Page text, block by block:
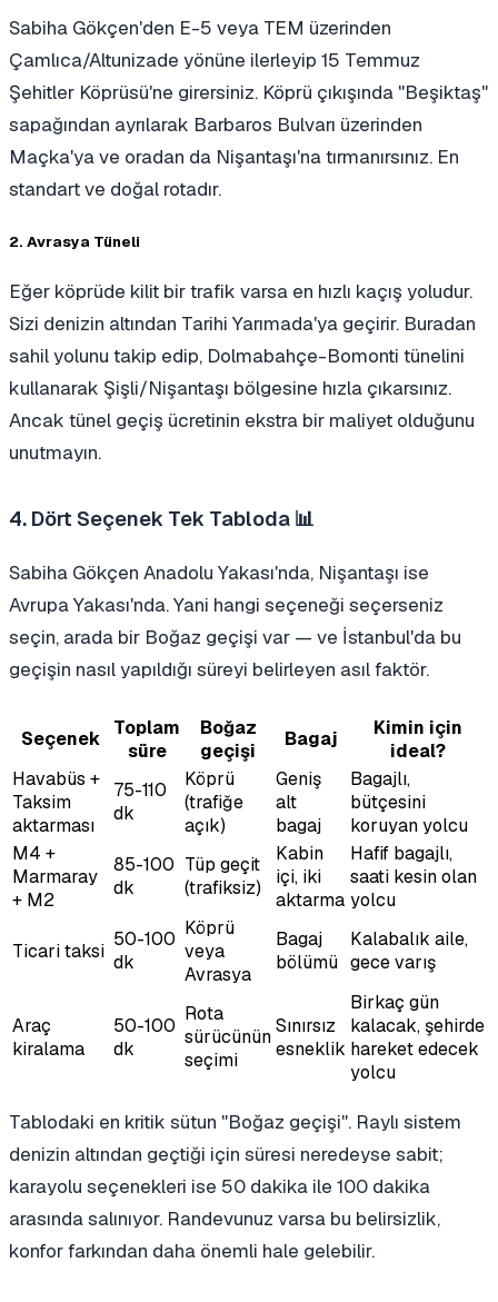
Sabiha Gökçen'den E-5 veya TEM üzerinden
Çamlıca/Altunizade yönüne ilerleyip 15 Temmuz
Şehitler Köprüsü'ne girersiniz. Köprü çıkışında "Beşiktaş"
sapağından ayrılarak Barbaros Bulvarı üzerinden
Maçka'ya ve oradan da Nişantaşı'na tırmanırsınız. En
standart ve doğal rotadır.
2. Avrasya Tüneli
Eğer köprüde kilit bir trafik varsa en hızlı kaçış yoludur.
Sizi denizin altından Tarihi Yarımada'ya geçirir. Buradan
sahil yolunu takip edip, Dolmabahçe-Bomonti tünelini
kullanarak Şişli/Nişantaşı bölgesine hızla çıkarsınız.
Ancak tünel geçiş ücretinin ekstra bir maliyet olduğunu
unutmayın.
4. Dört Seçenek Tek Tabloda 📊
Sabiha Gökçen Anadolu Yakası'nda, Nişantaşı ise
Avrupa Yakası'nda. Yani hangi seçeneği seçerseniz
seçin, arada bir Boğaz geçişi var — ve İstanbul'da bu
geçişin nasıl yapıldığı süreyi belirleyen asıl faktör.
Seçenek
Toplam
süre
Boğaz
geçişi
Bagaj
Kimin için
ideal?
Havabüs +
Taksim
aktarması
75-110
dk
Köprü
(trafiğe
açık)
Geniş
alt
bagaj
Bagajlı,
bütçesini
koruyan yolcu
M4 +
Marmaray
+ M2
85-100
dk
Tüp geçit
(trafiksiz)
Kabin
içi, iki
aktarma
Hafif bagajlı,
saati kesin olan
yolcu
Ticari taksi
50-100
dk
Köprü
veya
Avrasya
Bagaj
bölümü
Kalabalık aile,
gece varış
Araç
kiralama
50-100
dk
Rota
sürücünün
seçimi
Sınırsız
esneklik
Birkaç gün
kalacak, şehirde
hareket edecek
yolcu
Tablodaki en kritik sütun "Boğaz geçişi". Raylı sistem
denizin altından geçtiği için süresi neredeyse sabit;
karayolu seçenekleri ise 50 dakika ile 100 dakika
arasında salınıyor. Randevunuz varsa bu belirsizlik,
konfor farkından daha önemli hale gelebilir.